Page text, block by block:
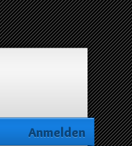
Anmelden